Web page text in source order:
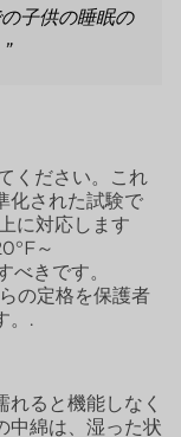
子供の睡眠の
ください。これ
化された試験で
に対応します
～
きです。
の定格を保護者
。.
ると機能しなく
中綿は、湿った状